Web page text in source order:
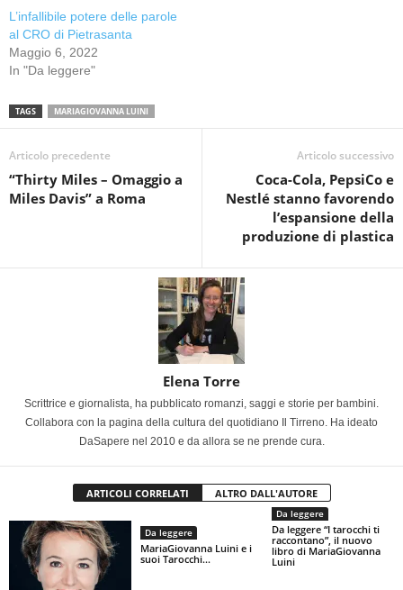
L’infallibile potere delle parole
al CRO di Pietrasanta
Maggio 6, 2022
In "Da leggere"
TAGS MARIAGIOVANNA LUINI
Articolo precedente
“Thirty Miles – Omaggio a
Miles Davis” a Roma
Articolo successivo
Coca-Cola, PepsiCo e
Nestlé stanno favorendo
l’espansione della
produzione di plastica
Elena Torre
Scrittrice e giornalista, ha pubblicato romanzi, saggi e storie per bambini.
Collabora con la pagina della cultura del quotidiano Il Tirreno. Ha ideato
DaSapere nel 2010 e da allora se ne prende cura.
ARTICOLI CORRELATI ALTRO DALL'AUTORE
Da leggere
MariaGiovanna Luini e i
suoi Tarocchi…
Da leggere
Da leggere “I tarocchi ti
raccontano”, il nuovo
libro di MariaGiovanna
Luini